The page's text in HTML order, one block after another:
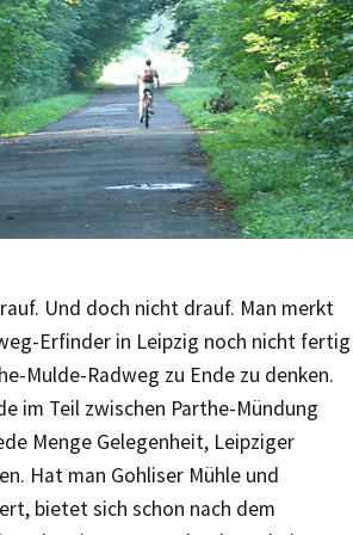
Und doch nicht drauf. Man merkt
Erfinder in Leipzig noch nicht fertig
Mulde-Radweg zu Ende zu denken.
im Teil zwischen Parthe-Mündung
Menge Gelegenheit, Leipziger
Hat man Gohliser Mühle und
bietet sich schon nach dem